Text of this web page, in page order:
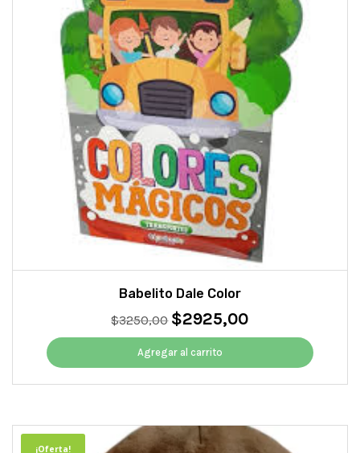
Babelito Dale Color
$3250,00 El
precio
original
era:
$3250,00.
$2925,00El
precio
es:
$2925,00.
Agregar al carrito
¡Oferta!